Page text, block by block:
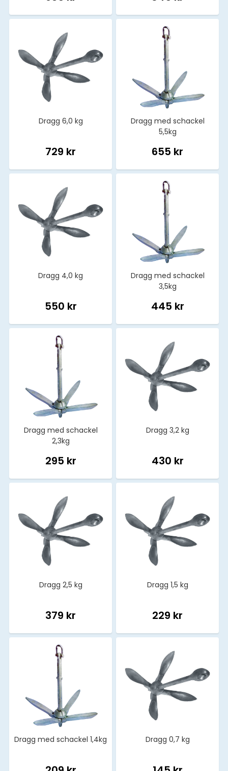
Dragg 6,0 kg
729 kr
Dragg med schackel
5,5kg
655 kr
Dragg 4,0 kg
550 kr
Dragg med schackel
3,5kg
445 kr
Dragg med schackel
2,3kg
295 kr
Dragg 3,2 kg
430 kr
Dragg 2,5 kg
379 kr
Dragg 1,5 kg
229 kr
Dragg med schackel 1,4kg Dragg 0,7 kg